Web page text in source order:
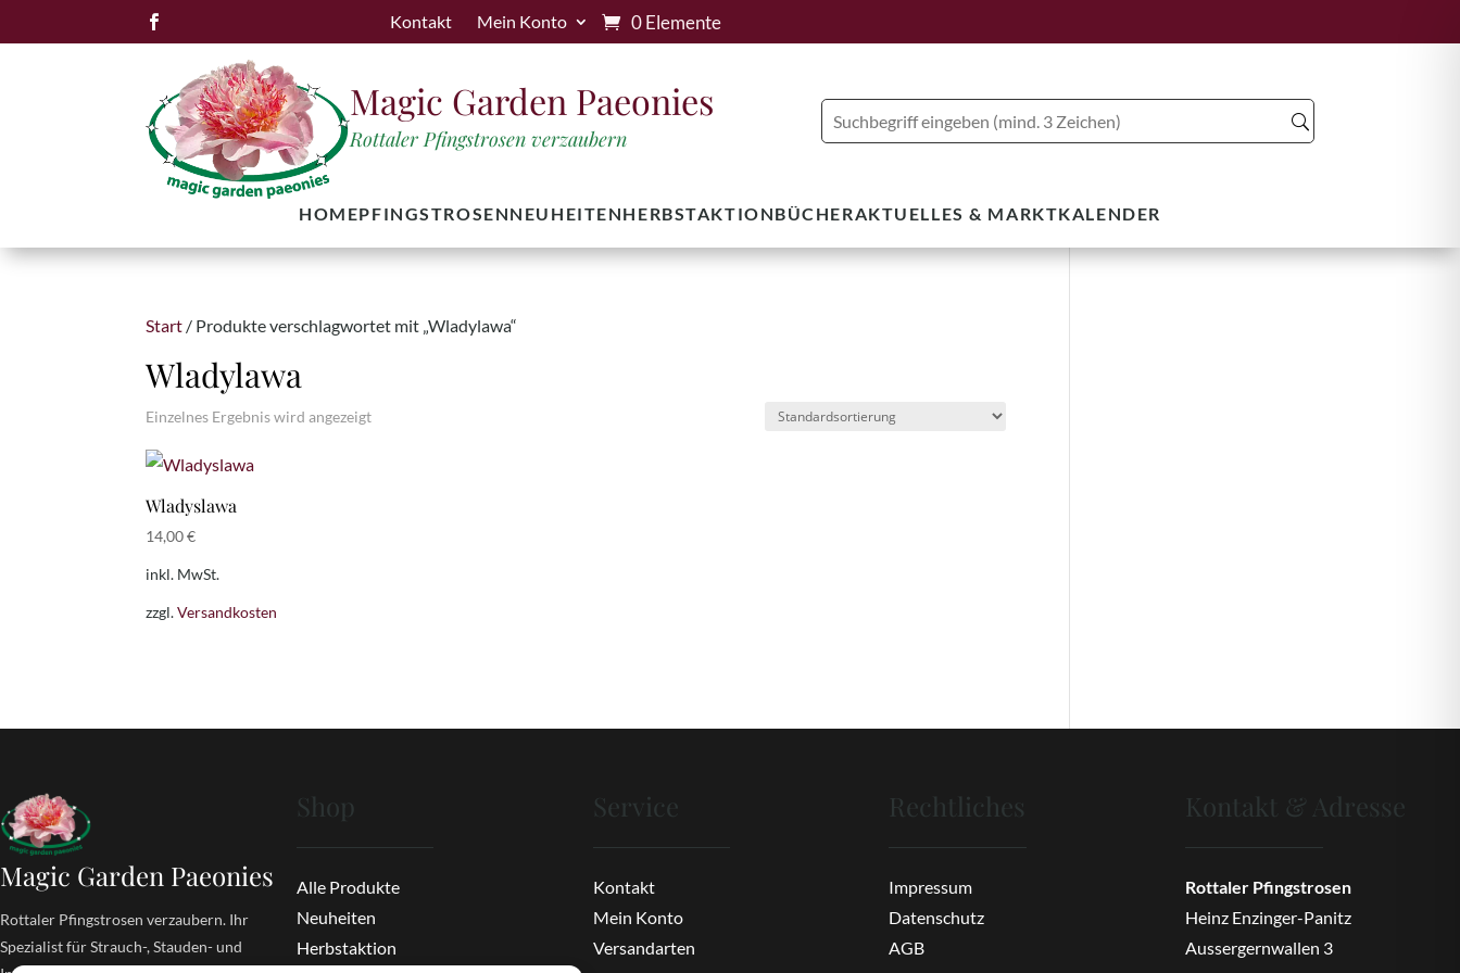
 Kontakt Mein Konto 0 Elemente
Magic Garden Paeonies
Rottaler Pfingstrosen verzaubern
HOMEPFINGSTROSENNEUHEITENHERBSTAKTIONBÜCHERAKTUELLES & MARKTKALENDER
Start / Produkte verschlagwortet mit „Wladylawa“
Wladylawa
Einzelnes Ergebnis wird angezeigt
Wladyslawa
14,00€
inkl. MwSt.
zzgl.Versandkosten
Magic Garden Paeonies
Rottaler Pfingstrosen verzaubern. Ihr
Spezialist für Strauch-, Stauden- und
Shop
Alle Produkte
Neuheiten
Herbstaktion
Service
Kontakt
Mein Konto
Versandarten
Rechtliches
Impressum
Datenschutz
AGB
Kontakt & Adresse
Rottaler Pfingstrosen
Heinz Enzinger-Panitz
Aussergernwallen 3